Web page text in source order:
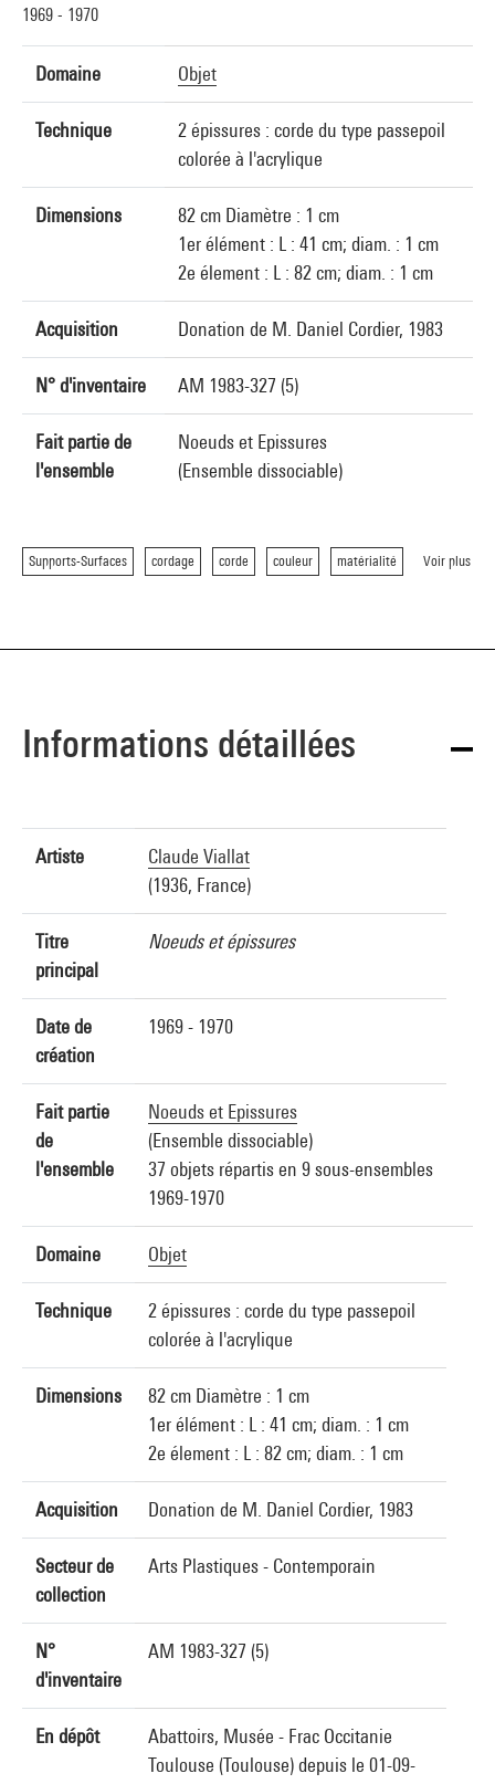
1969 - 1970
Domaine Objet
Technique
2 épissures : corde du type passepoil
colorée à l'acrylique
Dimensions
82 cm Diamètre : 1 cm
1er élément : L : 41 cm; diam. : 1 cm
2e élement : L : 82 cm; diam. : 1 cm
Acquisition Donation de M. Daniel Cordier, 1983
N° d'inventaire AM 1983-327 (5)
Fait partie de
l'ensemble
Noeuds et Epissures
(Ensemble dissociable)
Supports-Surfaces cordage corde couleur matérialité Voir plus
Informations détaillées
Artiste
Claude Viallat
(1936, France)
Titre
principal
Noeuds et épissures
Date de
création
1969 - 1970
Fait partie
de
l'ensemble
Noeuds et Epissures
(Ensemble dissociable)
37 objets répartis en 9 sous-ensembles
1969-1970
Domaine Objet
Technique
2 épissures : corde du type passepoil
colorée à l'acrylique
Dimensions
82 cm Diamètre : 1 cm
1er élément : L : 41 cm; diam. : 1 cm
2e élement : L : 82 cm; diam. : 1 cm
Acquisition Donation de M. Daniel Cordier, 1983
Secteur de
collection
Arts Plastiques - Contemporain
N°
d'inventaire
AM 1983-327 (5)
En dépôt
Abattoirs, Musée - Frac Occitanie
Toulouse (Toulouse) depuis le 01-09-